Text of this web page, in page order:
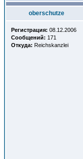
oberschutze
Регистрация: 08.12.2006
Сообщений: 171
Откуда: Reichskanzlei